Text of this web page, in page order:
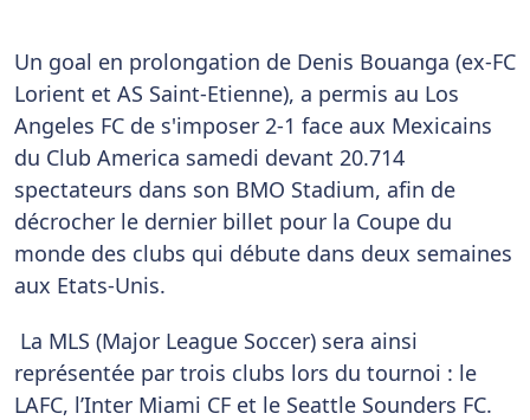
Un goal en prolongation de Denis Bouanga (ex-FC
Lorient et AS Saint-Etienne), a permis au Los
Angeles FC de s'imposer 2-1 face aux Mexicains
du Club America samedi devant 20.714
spectateurs dans son BMO Stadium, afin de
décrocher le dernier billet pour la Coupe du
monde des clubs qui débute dans deux semaines
aux Etats-Unis.
La MLS (Major League Soccer) sera ainsi
représentée par trois clubs lors du tournoi : le
LAFC, l’Inter Miami CF et le Seattle Sounders FC.